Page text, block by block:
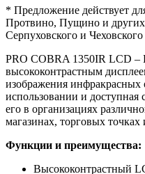
* Предложение действует
Протвино, Пущино и
Серпуховского и
PRO COBRA 1350IR LCD –
высококонтрастным
изображения инфракрасных
использовании и доступная
его в организациях
магазинах, торговых точках
Функции и преимущества:
Высококонтрастный